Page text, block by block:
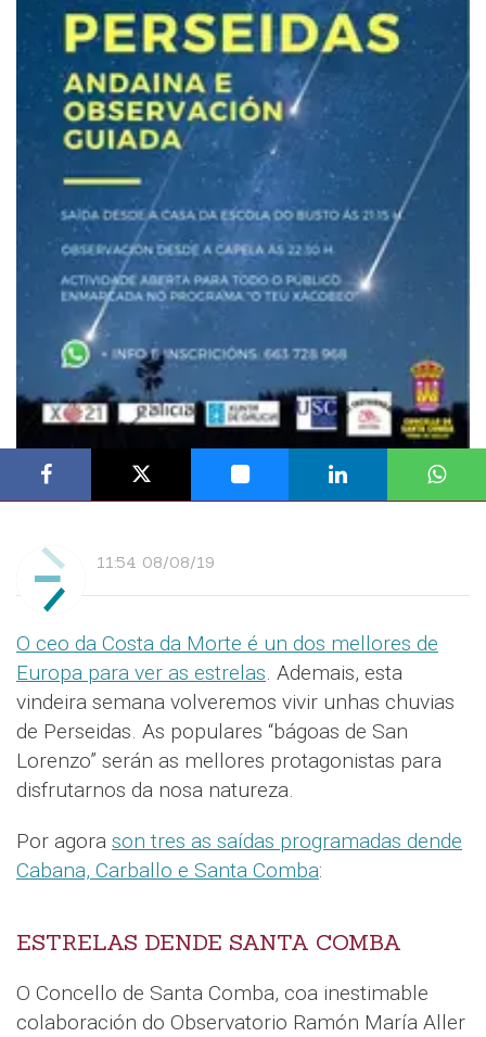
11:54 08/08/19
O ceo da Costa da Morte é un dos mellores de
Europa para ver as estrelas. Ademais, esta
vindeira semana volveremos vivir unhas chuvias
de Perseidas. As populares “bágoas de San
Lorenzo” serán as mellores protagonistas para
disfrutarnos da nosa natureza.
Por agora son tres as saídas programadas dende
Cabana, Carballo e Santa Comba:
ESTRELAS DENDE SANTA COMBA
O Concello de Santa Comba, coa inestimable
colaboración do Observatorio Ramón María Aller